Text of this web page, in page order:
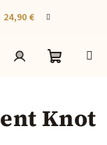
24,90 €
košík
Knot